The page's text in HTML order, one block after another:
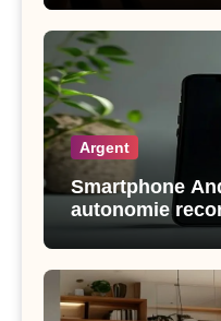
Argent
Smartphone
autonomie